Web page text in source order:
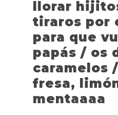
llorar
tiraros por
para que
papás / os
caramelos
fresa,
mentaaaa